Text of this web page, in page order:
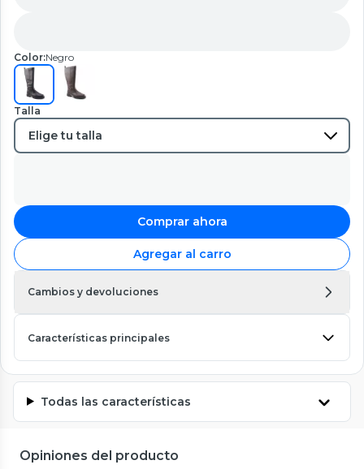
Color:Negro
Talla
Comprar ahora
Agregar al carro
Cambios y devoluciones
Características principales
Todas las características
Opiniones del producto